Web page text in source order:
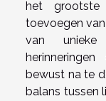
het
toevoegen
van unieke
bewust na te
balans tussen